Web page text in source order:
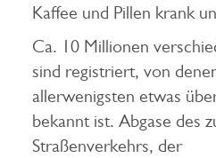
Kaffee und Pillen krank
Ca. 10 Millionen
sind registriert, von
allerwenigsten etwas
bekannt ist. Abgase des
Straßenverkehrs, der